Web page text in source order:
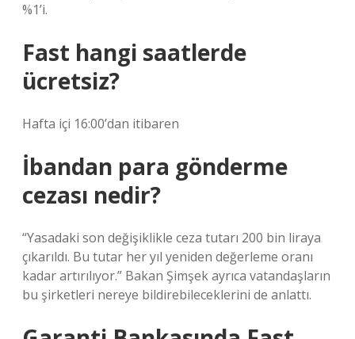
%1’i.
Fast hangi saatlerde
ücretsiz?
Hafta içi 16:00’dan itibaren
İbandan para gönderme
cezası nedir?
“Yasadaki son değişiklikle ceza tutarı 200 bin liraya
çıkarıldı. Bu tutar her yıl yeniden değerleme oranı
kadar artırılıyor.” Bakan Şimşek ayrıca vatandaşların
bu şirketleri nereye bildirebileceklerini de anlattı.